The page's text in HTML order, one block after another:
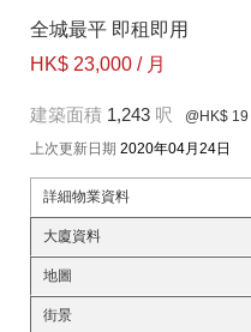
全城最平 即租即用
HK$ 23,000 / 月
建築面積 1,243 呎 @HK$ 19
上次更新日期 2020年04月24日
詳細物業資料
大廈資料
地圖
街景